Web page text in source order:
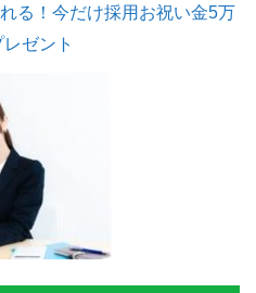
る！今だけ採用お祝い金5万
ゼント